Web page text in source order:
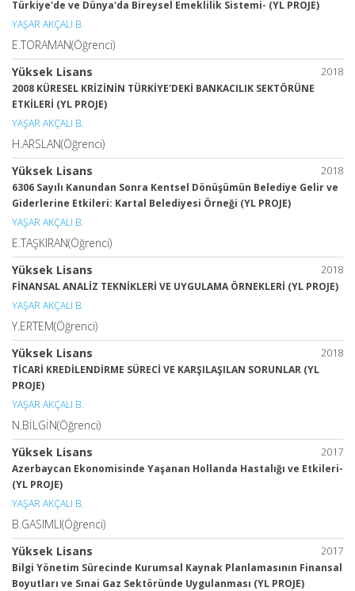
Türkiye'de ve Dünya'da Bireysel Emeklilik Sistemi- (YL PROJE)
YAŞAR AKÇALI B.
E.TORAMAN(Öğrenci)
2018
Yüksek Lisans
2008 KÜRESEL KRİZİNİN TÜRKİYE'DEKİ BANKACILIK SEKTÖRÜNE
ETKİLERİ (YL PROJE)
YAŞAR AKÇALI B.
H.ARSLAN(Öğrenci)
2018
Yüksek Lisans
6306 Sayılı Kanundan Sonra Kentsel Dönüşümün Belediye Gelir ve
Giderlerine Etkileri: Kartal Belediyesi Örneği (YL PROJE)
YAŞAR AKÇALI B.
E.TAŞKIRAN(Öğrenci)
2018
Yüksek Lisans
FİNANSAL ANALİZ TEKNİKLERİ VE UYGULAMA ÖRNEKLERİ (YL PROJE)
YAŞAR AKÇALI B.
Y.ERTEM(Öğrenci)
2018
Yüksek Lisans
TİCARİ KREDİLENDİRME SÜRECİ VE KARŞILAŞILAN SORUNLAR (YL
PROJE)
YAŞAR AKÇALI B.
N.BİLGİN(Öğrenci)
2017
Yüksek Lisans
Azerbaycan Ekonomisinde Yaşanan Hollanda Hastalığı ve Etkileri-
(YL PROJE)
YAŞAR AKÇALI B.
B.GASIMLI(Öğrenci)
2017
Yüksek Lisans
Bilgi Yönetim Sürecinde Kurumsal Kaynak Planlamasının Finansal
Boyutları ve Sınai Gaz Sektöründe Uygulanması (YL PROJE)